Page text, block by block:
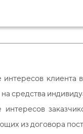
интересов клиента
средства
интересов
из договора